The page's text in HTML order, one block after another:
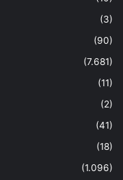
(3)
(90)
(7.681)
(11)
(2)
(41)
(18)
(1.096)